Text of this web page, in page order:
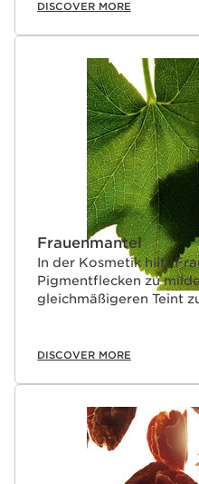
DISCOVER MORE
Frauenmantel
In der Kosmetik hilft
Pigmentflecken zu
gleichmäßigeren Teint
DISCOVER MORE